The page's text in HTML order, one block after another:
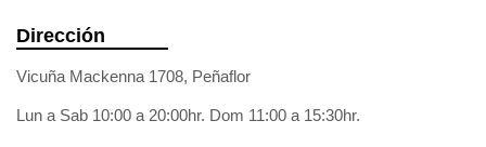
Dirección
Vicuña Mackenna 1708, Peñaflor
Lun a Sab 10:00 a 20:00hr. Dom 11:00 a 15:30hr.